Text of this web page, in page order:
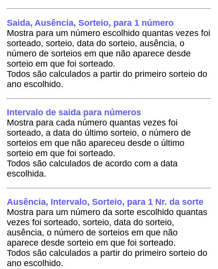
Saida, Ausência, Sorteio, para 1 número
Mostra para um número escolhido quantas vezes foi
sorteado, sorteio, data do sorteio, ausência, o
número de sorteios em que não aparece desde
sorteio em que foi sorteado.
Todos são calculados a partir do primeiro sorteio do
ano escolhido.
Intervalo de saida para números
Mostra para cada número quantas vezes foi
sorteado, a data do último sorteio, o número de
sorteios em que não apareceu desde o último
sorteio em que foi sorteado.
Todos são calculados de acordo com a data
escolhida.
Ausência, Intervalo, Sorteio, para 1 Nr. da sorte
Mostra para um número da sorte escolhido quantas
vezes foi sorteado, sorteio, data do sorteio,
ausência, o número de sorteios em que não
aparece desde sorteio em que foi sorteado.
Todos são calculados a partir do primeiro sorteio do
ano escolhido.